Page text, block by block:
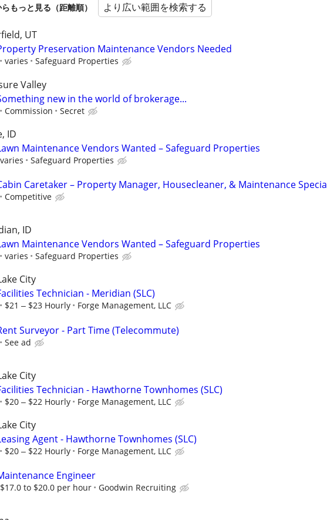
もっと見る（距離順） より広い範囲を検索する
UT
Preservation Maintenance Vendors Needed
varies Safeguard Properties
Valley
new in the world of brokerage...
Commission Secret
ID
Maintenance Vendors Wanted – Safeguard Properties
varies Safeguard Properties
Caretaker – Property Manager, Housecleaner, & Maintenance Specia
Competitive
ID
Maintenance Vendors Wanted – Safeguard Properties
varies Safeguard Properties
City
Technician - Meridian (SLC)
$21 ‒ $23 Hourly Forge Management, LLC
Surveyor - Part Time (Telecommute)
See ad
City
Technician - Hawthorne Townhomes (SLC)
$20 ‒ $22 Hourly Forge Management, LLC
City
Agent - Hawthorne Townhomes (SLC)
$20 ‒ $22 Hourly Forge Management, LLC
Engineer
$17.0 to $20.0 per hour Goodwin Recruiting